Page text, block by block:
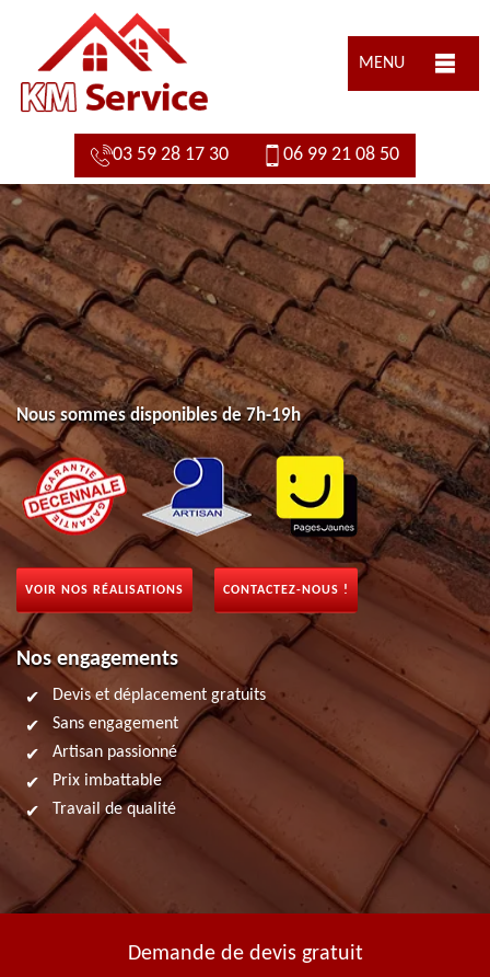
MENU
03 59 28 17 30 06 99 21 08 50
Nous sommes disponibles de 7h-19h
VOIR NOS RÉALISATIONS CONTACTEZ-NOUS !
Nos engagements
Devis et déplacement gratuits
Sans engagement
Artisan passionné
Prix imbattable
Travail de qualité
Demande de devis gratuit